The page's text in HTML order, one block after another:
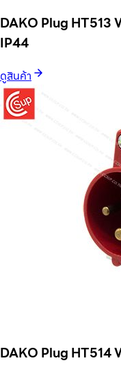
DAKO Plug HT513
IP44
ดูสินค้า
DAKO Plug HT514